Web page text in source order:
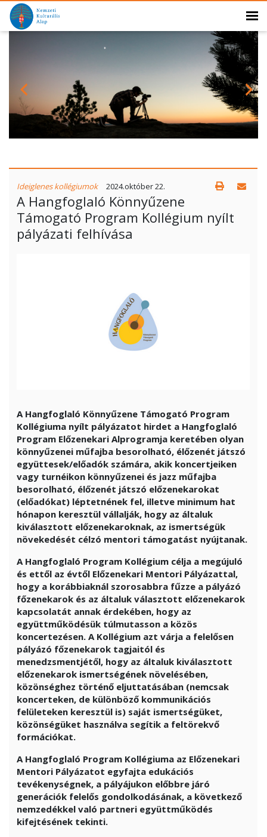
Ideiglenes kollégiumok 2024.október 22.
A Hangfoglaló Könnyűzene
Támogató Program Kollégium nyílt
pályázati felhívása
A Hangfoglaló Könnyűzene Támogató Program
Kollégiuma nyílt pályázatot hirdet a Hangfoglaló
Program Előzenekari Alprogramja keretében olyan
könnyűzenei műfajba besorolható, élőzenét játszó
együttesek/előadók számára, akik koncertjeiken
vagy turnéikon könnyűzenei és jazz műfajba
besorolható, élőzenét játszó előzenekarokat
(előadókat) léptetnének fel, illetve minimum hat
hónapon keresztül vállalják, hogy az általuk
kiválasztott előzenekaroknak, az ismertségük
növekedését célzó mentori támogatást nyújtanak.
A Hangfoglaló Program Kollégium célja a megújuló
és ettől az évtől Előzenekari Mentori Pályázattal,
hogy a korábbiaknál szorosabbra fűzze a pályázó
főzenekarok és az általuk választott előzenekarok
kapcsolatát annak érdekében, hogy az
együttműködésük túlmutasson a közös
koncertezésen. A Kollégium azt várja a felelősen
pályázó főzenekarok tagjaitól és
menedzsmentjétől, hogy az általuk kiválasztott
előzenekarok ismertségének növelésében,
közönséghez történő eljuttatásában (nemcsak
koncerteken, de különböző kommunikációs
felületeken keresztül is) saját ismertségüket,
közönségüket használva segítik a feltörekvő
formációkat.
A Hangfoglaló Program Kollégiuma az Előzenekari
Mentori Pályázatot egyfajta edukációs
tevékenységnek, a pályájukon előbbre járó
generációk felelős gondolkodásának, a következő
nemzedékkel való partneri együttműködés
kifejtésének tekinti.